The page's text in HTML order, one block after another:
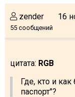
zender
55 сообщений
16
цитата: RGB
Где, кто и
паспорт"?